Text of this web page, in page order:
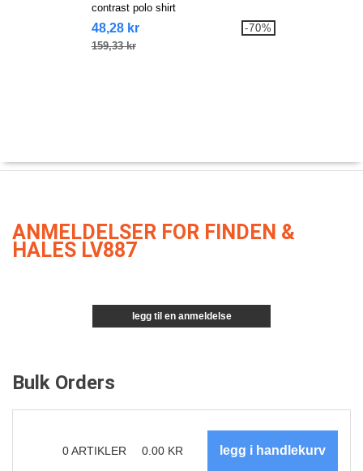
contrast polo shirt
48,28 kr
159,33 kr
-70%
ANMELDELSER FOR FINDEN &
HALES LV887
legg til en anmeldelse
Bulk Orders
0ARTIKLER 0.00 KR